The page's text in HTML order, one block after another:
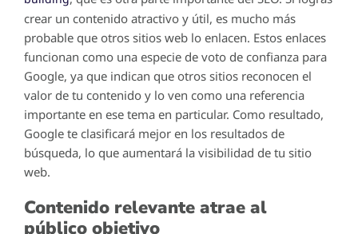
crear un contenido atractivo y útil, es mucho más
probable que otros sitios web lo enlacen. Estos enlaces
funcionan como una especie de voto de confianza para
Google, ya que indican que otros sitios reconocen el
valor de tu contenido y lo ven como una referencia
importante en ese tema en particular. Como resultado,
Google te clasificará mejor en los resultados de
búsqueda, lo que aumentará la visibilidad de tu sitio
web.
Contenido relevante atrae al
público objetivo